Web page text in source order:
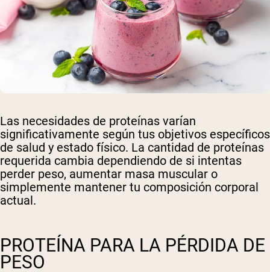
Las necesidades de proteínas varían
significativamente según tus objetivos específicos
de salud y estado físico. La cantidad de proteínas
requerida cambia dependiendo de si intentas
perder peso, aumentar masa muscular o
simplemente mantener tu composición corporal
actual.
PROTEÍNA PARA LA PÉRDIDA DE
PESO